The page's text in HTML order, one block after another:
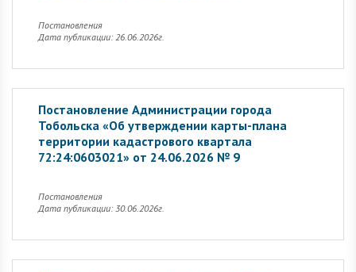
Постановления
Дата публикации: 26.06.2026г.
Постановление Администрации города
Тобольска «Об утверждении карты-плана
территории кадастрового квартала
72:24:0603021» от 24.06.2026 № 9
Постановления
Дата публикации: 30.06.2026г.